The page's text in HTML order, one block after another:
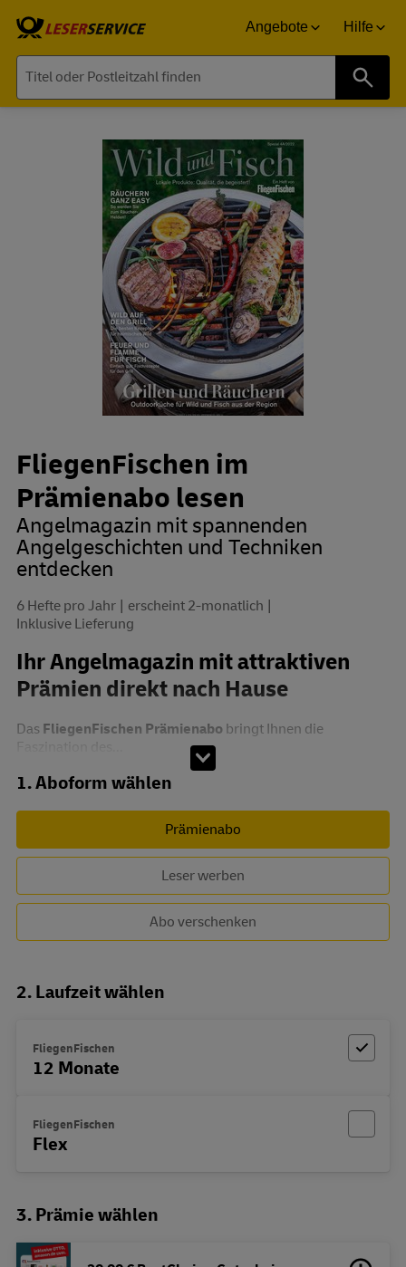
Angebote Hilfe
FliegenFischen im
Prämienabo lesen
Angelmagazin mit spannenden
Angelgeschichten und Techniken
entdecken
6 Hefte pro Jahr
erscheint 2-monatlich
Inklusive Lieferung
Ihr Angelmagazin mit attraktiven
Prämien direkt nach Hause
Das FliegenFischen Prämienabo bringt Ihnen die
Abo zusammenstellen
1. Aboform wählen
Prämienabo
Leser werben
Abo verschenken
2. Laufzeit wählen
FliegenFischen
12 Monate
FliegenFischen
Flex
3. Prämie wählen